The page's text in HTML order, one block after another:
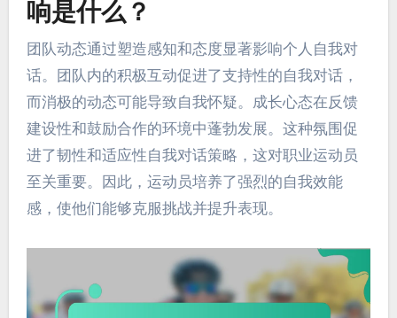
响是什么？
团队动态通过塑造感知和态度显著影响个人自我对
话。团队内的积极互动促进了支持性的自我对话，
而消极的动态可能导致自我怀疑。成长心态在反馈
建设性和鼓励合作的环境中蓬勃发展。这种氛围促
进了韧性和适应性自我对话策略，这对职业运动员
至关重要。因此，运动员培养了强烈的自我效能
感，使他们能够克服挑战并提升表现。